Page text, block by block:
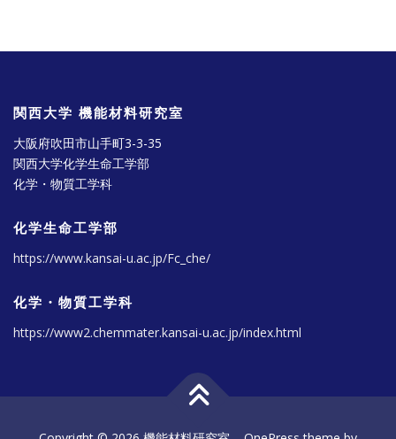
関西大学 機能材料研究室
大阪府吹田市山手町3-3-35
関西大学化学生命工学部
化学・物質工学科
化学生命工学部
https://www.kansai-u.ac.jp/Fc_che/
化学・物質工学科
https://www2.chemmater.kansai-u.ac.jp/index.html